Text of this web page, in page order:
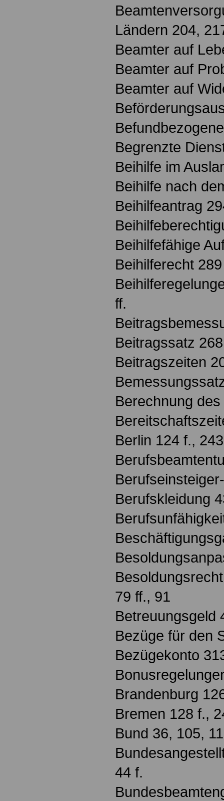
Ländern 204,
Beamter auf
Beamter auf
Beamter auf
Begrenzte
Beihilfe im
Beihilfe nach
Beihilfeantrag
Beihilfefähige
Beihilferecht
ff.
Beitragssatz 268
Beitragszeiten
Berechnung
Berlin 124 f.,
Berufskleidung
79 ff., 91
Betreuungsgeld
Bezüge für den
Bezügekonto
Brandenburg
Bremen 128 f.,
Bund 36, 105,
44 f.